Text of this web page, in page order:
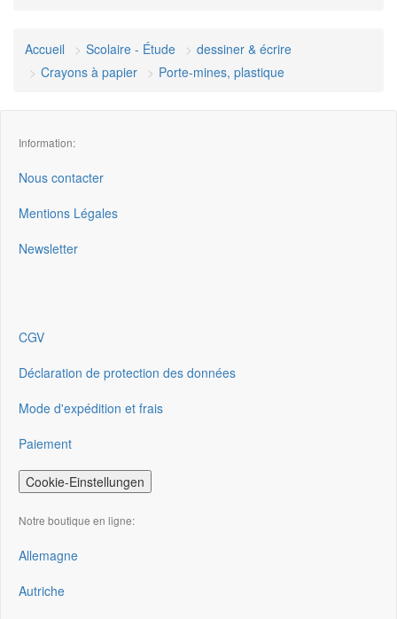
Accueil Scolaire - Étude
dessiner & écrire
Crayons à papier
Porte-mines, plastique
Information:
Nous contacter
Mentions Légales
Newsletter
CGV
Déclaration de protection des données
Mode d'expédition et frais
Paiement
Cookie-Einstellungen
Notre boutique en ligne:
Allemagne
Autriche